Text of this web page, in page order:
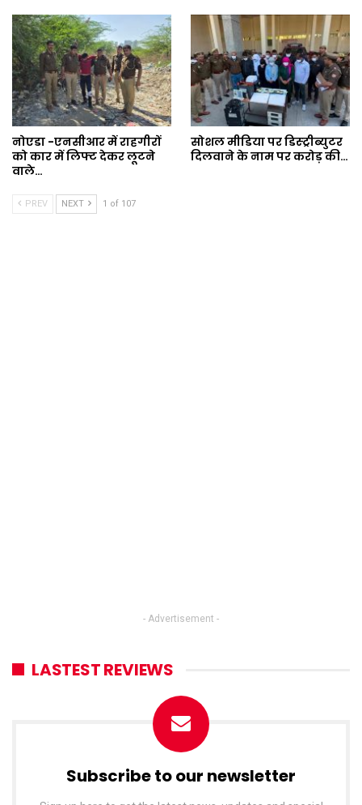
नोएडा -एनसीआर में राहगीरों
को कार में लिफ्ट देकर लूटने
वाले…
सोशल मीडिया पर डिस्ट्रीब्युटर
दिलवाने के नाम पर करोड़ की…
PREV NEXT 1 of 107
- Advertisement -
LASTEST REVIEWS
Subscribe to our newsletter